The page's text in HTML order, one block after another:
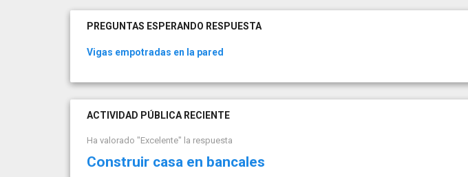
PREGUNTAS ESPERANDO RESPUESTA
Vigas empotradas en la pared
ACTIVIDAD PÚBLICA RECIENTE
Ha valorado "Excelente" la respuesta
Construir casa en bancales